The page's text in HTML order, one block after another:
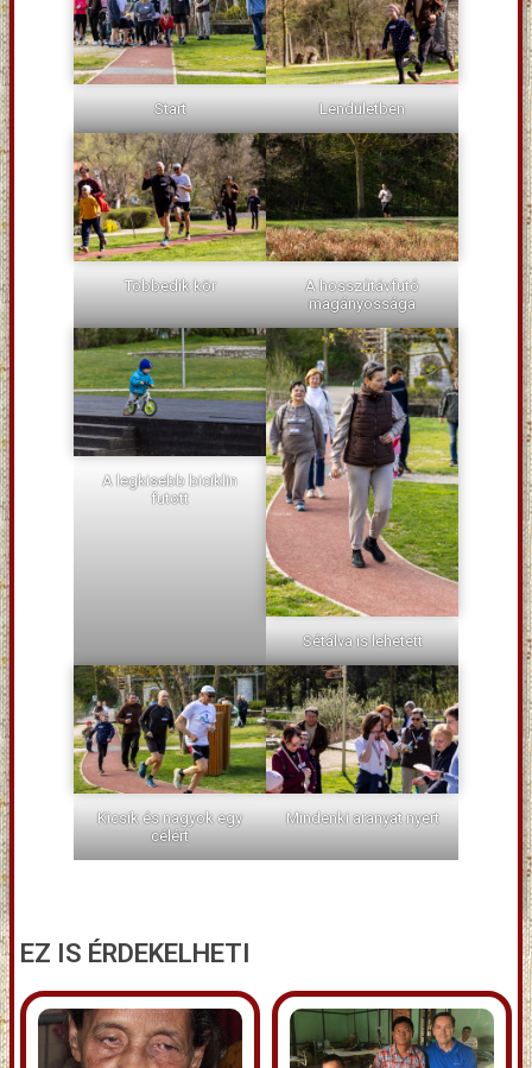
Start Lendületben
Többedik kör
A hosszútávfutó
magányossága
A legkisebb biciklin
futott
Sétálva is lehetett
Kicsik és nagyok egy
célért
Mindenki aranyat nyert
EZ IS ÉRDEKELHETI